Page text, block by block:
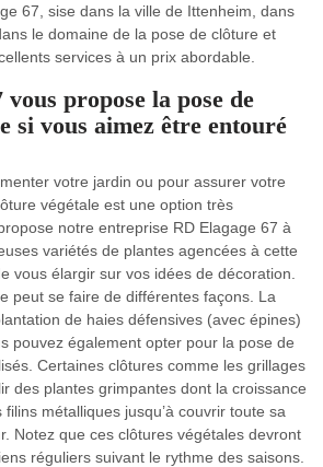
67, sise dans la ville de Ittenheim, dans
le domaine de la pose de clôture et
services à un prix abordable.
propose la pose de
si vous aimez être entouré
votre jardin ou pour assurer votre
végétale est une option très
notre entreprise RD Elagage 67 à
variétés de plantes agencées à cette
vous élargir sur vos idées de décoration.
peut se faire de différentes façons. La
de haies défensives (avec épines)
pouvez également opter pour la pose de
Certaines clôtures comme les grillages
des plantes grimpantes dont la croissance
métalliques jusqu’à couvrir toute sa
Notez que ces clôtures végétales devront
réguliers suivant le rythme des saisons.